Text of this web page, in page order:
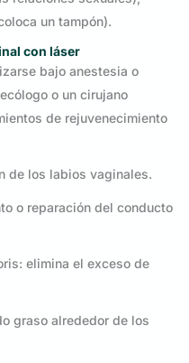
un tampón).
con láser
bajo anestesia o
o un cirujano
de rejuvenecimiento
de los labios vaginales.
o reparación del conducto
elimina el exceso de
graso alrededor de los